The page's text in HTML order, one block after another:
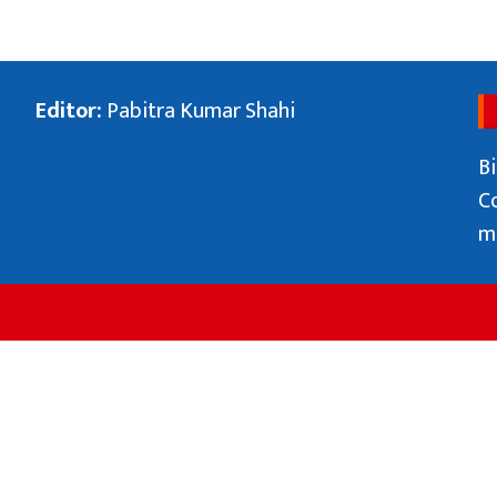
प्रकाशकीयः जनमानसको विश्वास, पत्रकारिताको
Editor: Pabitra Kumar Shahi